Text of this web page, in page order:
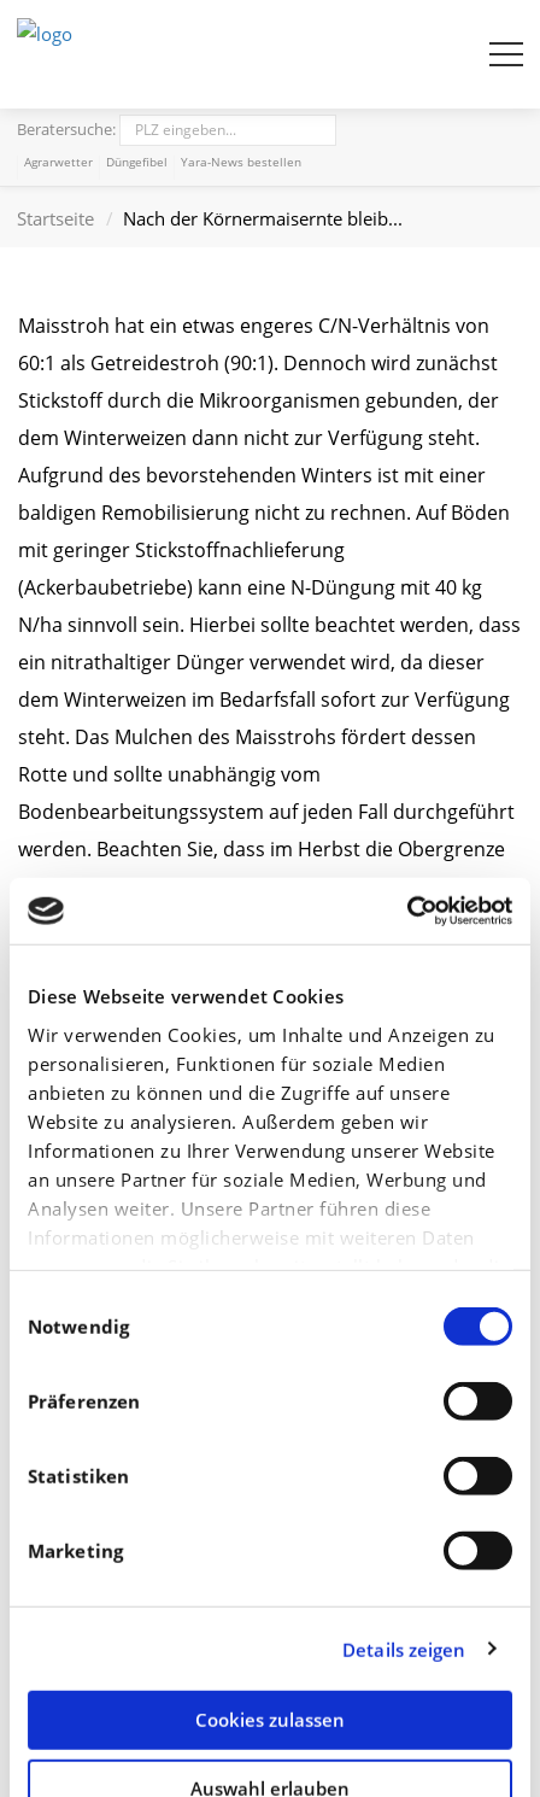
Diese Webseite verwendet Cookies
Wir verwenden Cookies, um Inhalte und Anzeigen zu
personalisieren, Funktionen für soziale Medien
anbieten zu können und die Zugriffe auf unsere
Website zu analysieren. Außerdem geben wir
Informationen zu Ihrer Verwendung unserer Website
an unsere Partner für soziale Medien, Werbung und
Analysen weiter. Unsere Partner führen diese
Informationen möglicherweise mit weiteren Daten
zusammen, die Sie ihnen bereitgestellt haben oder die
haben.
Notwendig
Präferenzen
Statistiken
Marketing
Details zeigen
Cookies zulassen
Auswahl erlauben
Beratersuche:
Agrarwetter Düngefibel Yara-News bestellen
Startseite Nach der Körnermaisernte bleib...
Maisstroh hat ein etwas engeres C/N-Verhältnis von
60:1 als Getreidestroh (90:1). Dennoch wird zunächst
Stickstoff durch die Mikroorganismen gebunden, der
dem Winterweizen dann nicht zur Verfügung steht.
Aufgrund des bevorstehenden Winters ist mit einer
baldigen Remobilisierung nicht zu rechnen. Auf Böden
mit geringer Stickstoffnachlieferung
(Ackerbaubetriebe) kann eine N-Düngung mit 40 kg
N/ha sinnvoll sein. Hierbei sollte beachtet werden, dass
ein nitrathaltiger Dünger verwendet wird, da dieser
dem Winterweizen im Bedarfsfall sofort zur Verfügung
steht. Das Mulchen des Maisstrohs fördert dessen
Rotte und sollte unabhängig vom
Bodenbearbeitungssystem auf jeden Fall durchgeführt
werden. Beachten Sie, dass im Herbst die Obergrenze
werden darf.
Mais Stickstoff Winterweizen
Vorheriger Beitrag
Kann ich an der
Grunddüngung sparen
und trot...
Nächster Beitrag
Benötigt der Raps im
Herbst eine
Stickstoffg...
Wähle ein Thema/Jahr der Veröffentlichung: